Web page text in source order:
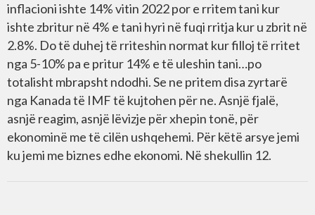
inflacioni ishte 14% vitin 2022 por e rritem tani kur
ishte zbritur në 4% e tani hyri në fuqi rritja kur u zbrit në
2.8%. Do të duhej të rriteshin normat kur filloj të rritet
nga 5-10% pa e pritur 14% e të uleshin tani…po
totalisht mbrapsht ndodhi. Se ne pritem disa zyrtarë
nga Kanada të IMF të kujtohen për ne. Asnjë fjalë,
asnjë reagim, asnjë lëvizje për xhepin tonë, për
ekonominë me të cilën ushqehemi. Për këtë arsye jemi
ku jemi me biznes edhe ekonomi. Në shekullin 12.